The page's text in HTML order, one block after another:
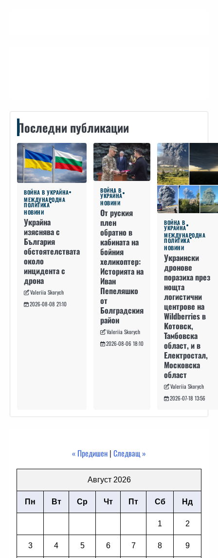
Последни публикации
ВОЙНА В УКРАЙНА
МЕЖДУНАРОДНА
ПОЛИТИКА
НОВИНИ
Украйна
изяснява с
България
обстоятелствата
около
инцидента с
дрона
Valeriia Skorych
2026-08-08 21:10
ВОЙНА В
УКРАЙНА
НОВИНИ
От руския
плен
обратно в
кабината на
бойния
хеликоптер:
Историята на
Иван
Пепеляшко
от
Болградския
район
Valeriia Skorych
2026-08-06 18:10
ВОЙНА В
УКРАЙНА
МЕЖДУНАРОДНА
ПОЛИТИКА
НОВИНИ
Украински
дронове
поразиха през
нощта
логистични
центрове на
Wildberries в
Котовск,
Тамбовска
област, и в
Електростал,
Московска
област
Valeriia Skorych
2026-07-18 13:56
« Предишен | Следващ »
Август 2026
Пн Вт Ср Чт Пт Сб Нд
1 2
3 4 5 6 7 8 9